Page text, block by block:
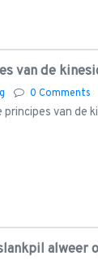
van de
0 Comments
van de
alweer